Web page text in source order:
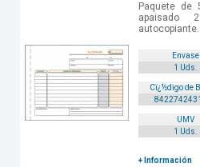
Paquete de
Envase
1 Uds.
Cï¿½digo de
UMV
1 Uds.
+ Información